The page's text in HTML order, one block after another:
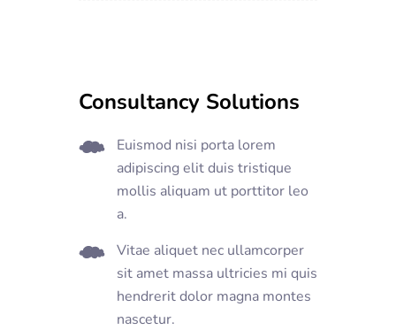
Consultancy Solutions
Euismod nisi porta lorem
adipiscing elit duis tristique
mollis aliquam ut porttitor leo
a.
Vitae aliquet nec ullamcorper
sit amet massa ultricies mi quis
hendrerit dolor magna montes
nascetur.